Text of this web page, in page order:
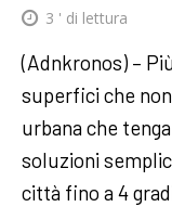
3 ' di lettura
(Adnkronos) –
superfici che
urbana che
soluzioni
città fino a 4